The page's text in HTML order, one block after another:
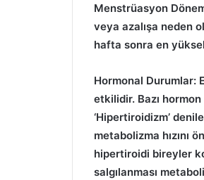
Menstrüasyon
veya azalışa neden
hafta sonra en
Hormonal Durumlar:
etkilidir. Bazı
‘Hipertiroidizm’
metabolizma hızını
hipertiroidi bireyler
salgılanması